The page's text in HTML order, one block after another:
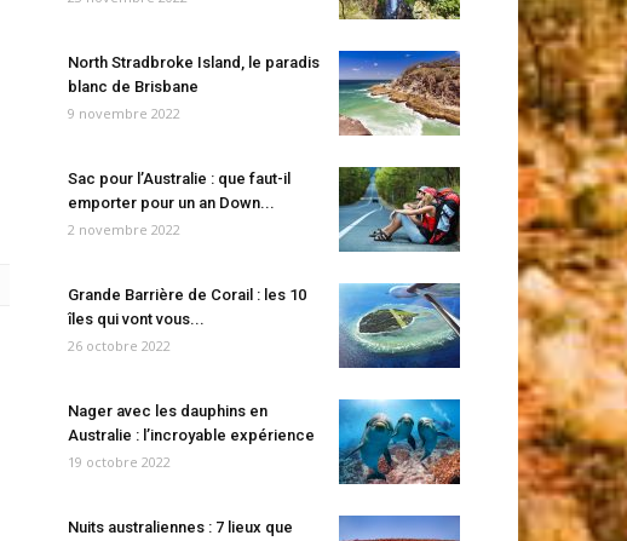
North Stradbroke Island, le paradis
blanc de Brisbane
9 novembre 2022
Sac pour l’Australie : que faut-il
emporter pour un an Down...
2 novembre 2022
Grande Barrière de Corail : les 10
îles qui vont vous...
26 octobre 2022
Nager avec les dauphins en
Australie : l’incroyable expérience
19 octobre 2022
Nuits australiennes : 7 lieux que